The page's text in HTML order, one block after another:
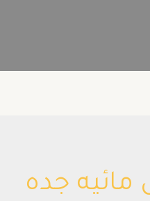
مائيه جده